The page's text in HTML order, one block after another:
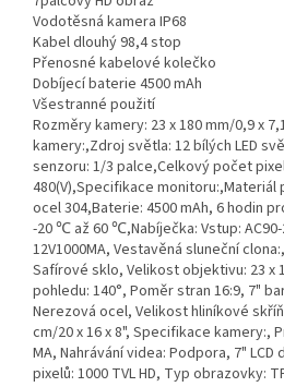
Vodotěsná kamera IP68
Kabel dlouhý 98,4 stop
Přenosné kabelové kolečko
Dobíjecí baterie 4500 mAh
Všestranné použití
Rozměry kamery: 23 x 180 mm/0,9 x
kamery:,Zdroj světla: 12 bílých LED
senzoru: 1/3 palce,Celkový počet
480(V),Specifikace
ocel 304,Baterie: 4500 mAh, 6 hodin
-20 ℃ až 60 ℃,Nabíječka: Vstup: AC90-
12V1000MA, Vestavěná sluneční
Safírové sklo, Velikost objektivu: 23 x
pohledu: 140°, Poměr stran 16:9, 7"
Nerezová ocel, Velikost hliníkové
cm/20 x 16 x 8", Specifikace kamery:,
MA, Nahrávání videa: Podpora, 7"
pixelů: 1000 TVL HD, Typ obrazovky: